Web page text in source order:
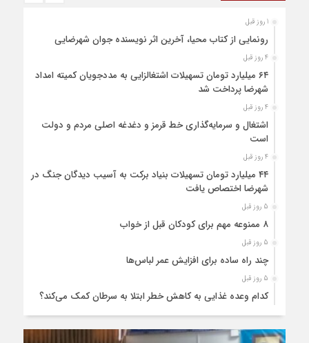
1 روز قبل
رونمایی از کتاب محیا، آخرین اثر نویسنده جوان شهرضایی
4 روز قبل
۶۴ میلیارد تومان تسهیلات اشتغالزایی به مددجویان کمیته امداد
شهرضا پرداخت شد
4 روز قبل
اشتغال و سرمایه‌گذاری خط قرمز و دغدغه اصلی مردم و دولت
است
4 روز قبل
۴۴ میلیارد تومان تسهیلات بنیاد برکت به آسیب دیدگان جنگ در
شهرضا اختصاص یافت
5 روز قبل
۸ ممنوعه مهم برای کودکان قبل از خواب
5 روز قبل
چند راه ساده برای افزایش عمر لباس‌ها
5 روز قبل
کدام وعده غذایی به کاهش خطر ابتلا به سرطان کمک می‌کند؟
5 روز قبل
۲۸۰ میلیارد تومان اعتبار به تکمیل میدان بسیج شهرضا اختصاص